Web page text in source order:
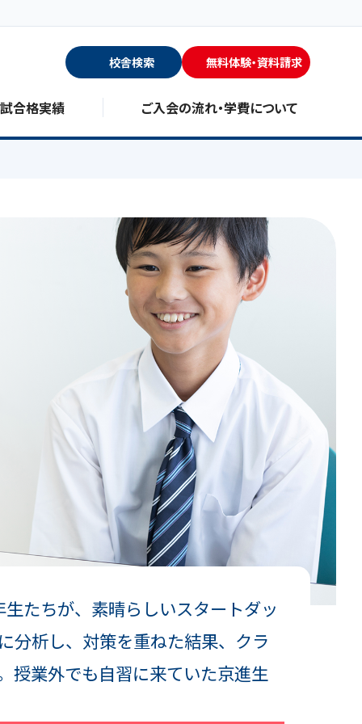
校舎検索 無料体験・資料請求
合格実績 ご入会の流れ・学費について
たちが、素晴らしいスタートダッ
析し、対策を重ねた結果、クラ
授業外でも自習に来ていた京進生